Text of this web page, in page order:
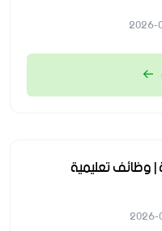
| وظائف تعليمية